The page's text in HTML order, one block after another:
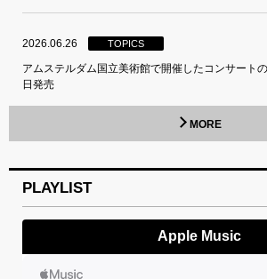
2026.06.26 TOPICS
アムステルダム国立美術館で開催したコンサート
日発売
MORE
PLAYLIST
Apple Music